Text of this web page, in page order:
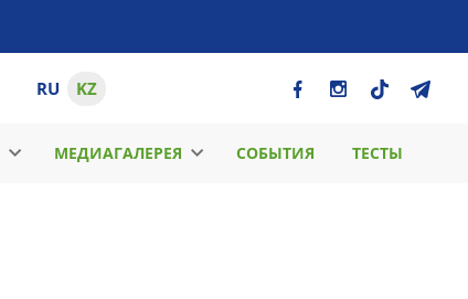
RU KZ
МЕДИАГАЛЕРЕЯ СОБЫТИЯ ТЕСТЫ